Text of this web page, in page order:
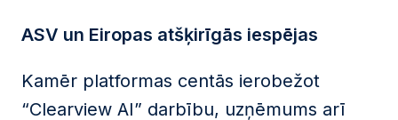
ASV un Eiropas atšķirīgās iespējas
Kamēr platformas centās ierobežot
“Clearview AI” darbību, uzņēmums arī